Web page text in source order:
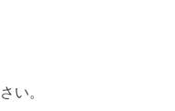
い。